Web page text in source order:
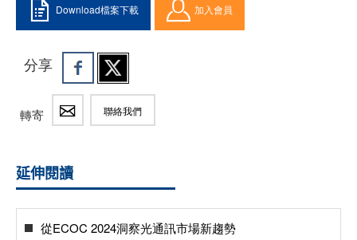
Download檔案下載 加入會員
分享
轉寄 聯絡我們
延伸閱讀
從ECOC 2024洞察光通訊市場新趨勢